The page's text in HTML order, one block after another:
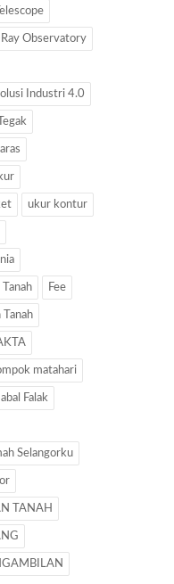
Observatory
Industri 4.0
ukur kontur
Fee
Tanah
matahari
Falak
Selangorku
TANAH